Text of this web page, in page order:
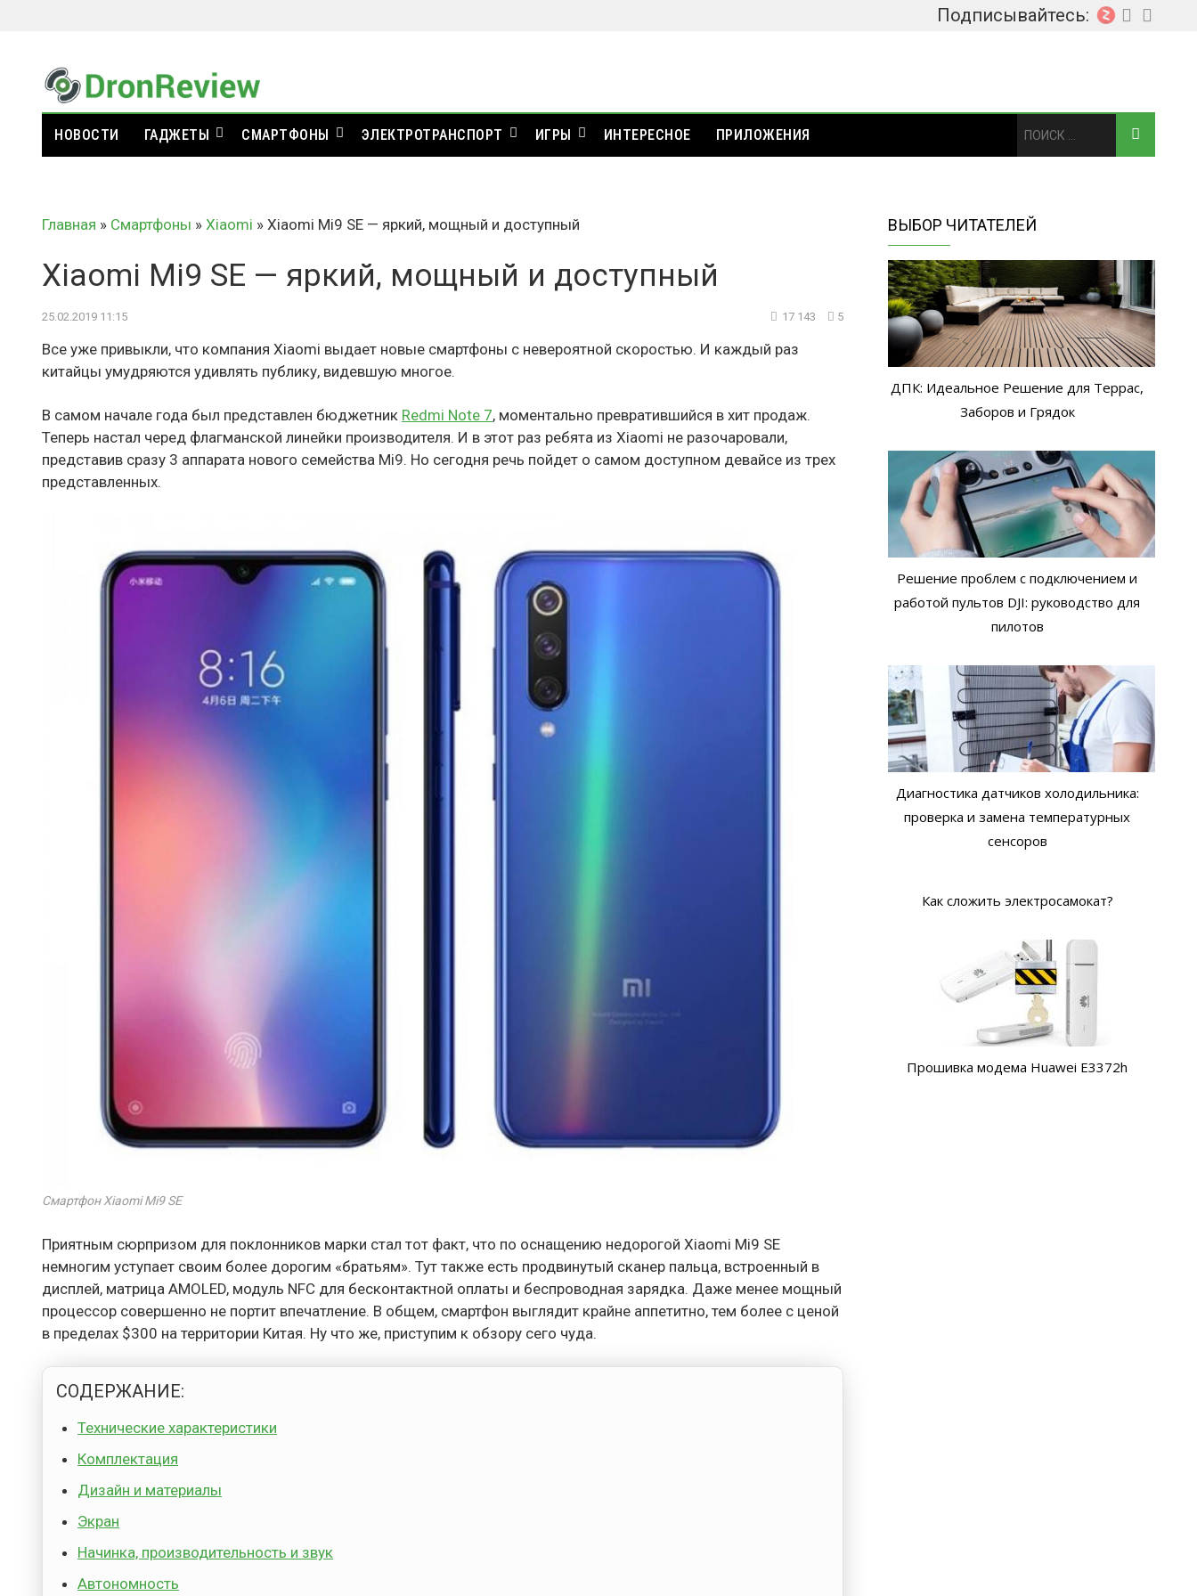
Подписывайтесь:
НОВОСТИ ГАДЖЕТЫ СМАРТФОНЫ ЭЛЕКТРОТРАНСПОРТ ИГРЫ ИНТЕРЕСНОЕ ПРИЛОЖЕНИЯ
Главная » Смартфоны » Xiaomi » Xiaomi Mi9 SE — яркий, мощный и доступный
Xiaomi Mi9 SE — яркий, мощный и доступный
25.02.2019 11:15 17 143 5
Все уже привыкли, что компания Xiaomi выдает новые смартфоны с невероятной скоростью. И каждый раз
китайцы умудряются удивлять публику, видевшую многое.
В самом начале года был представлен бюджетник Redmi Note 7, моментально превратившийся в хит продаж.
Теперь настал черед флагманской линейки производителя. И в этот раз ребята из Xiaomi не разочаровали,
представив сразу 3 аппарата нового семейства Mi9. Но сегодня речь пойдет о самом доступном девайсе из трех
представленных.
Смартфон Xiaomi Mi9 SE
Приятным сюрпризом для поклонников марки стал тот факт, что по оснащению недорогой Xiaomi Mi9 SE
немногим уступает своим более дорогим «братьям». Тут также есть продвинутый сканер пальца, встроенный в
дисплей, матрица AMOLED, модуль NFC для бесконтактной оплаты и беспроводная зарядка. Даже менее мощный
процессор совершенно не портит впечатление. В общем, смартфон выглядит крайне аппетитно, тем более с ценой
в пределах $300 на территории Китая. Ну что же, приступим к обзору сего чуда.
СОДЕРЖАНИЕ:
Технические характеристики
Комплектация
Дизайн и материалы
Экран
Начинка, производительность и звук
Автономность
ВЫБОР ЧИТАТЕЛЕЙ
ДПК: Идеальное Решение для Террас,
Заборов и Грядок
Решение проблем с подключением и
работой пультов DJI: руководство для
пилотов
Диагностика датчиков холодильника:
проверка и замена температурных
сенсоров
Как сложить электросамокат?
Прошивка модема Huawei E3372h